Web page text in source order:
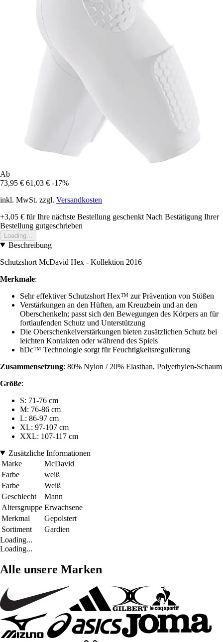
Ab
73,95 € 61,03 € -17%
inkl. MwSt. zzgl. Versandkosten
+3,05 € für Ihre nächste Bestellung geschenkt Nach Bestätigung Ihrer
Bestellung gutgeschrieben
Loading...
Beschreibung
Schutzshort McDavid Hex - Kollektion 2016
Merkmale:
Sehr effektiver Schutzshort Hex™ zur Prävention von Stößen
Verstärkungen an den Hüften, am Kreuzbein und an den
Oberschenkeln; passt sich den Bewegungen des Körpers an für
fortlaufenden Schutz und Unterstützung
Die Oberschenkelverstärkungen bieten zusätzlichen Schutz bei
leichten Kontakten oder während des Spiels
hDc™ Technologie sorgt für Feuchtigkeitsregulierung
Zusammensetzung: 80% Nylon / 20% Elasthan, Polyethylen-Schaum
Größe:
S: 71-76 cm
M: 76-86 cm
L: 86-97 cm
XL: 97-107 cm
XXL: 107-117 cm
Zusätzliche Informationen
Marke
McDavid
Farbe
weiß
Farbe
Weiß
Geschlecht
Mann
Altersgruppe Erwachsene
Merkmal
Gepolstert
Sortiment
Gardien
Loading...
Loading...
Alle unsere Marken